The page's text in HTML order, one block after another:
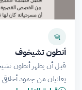
أنطون تشيخوف
قبل أن يظهر أنطون
يعانيان من جمود